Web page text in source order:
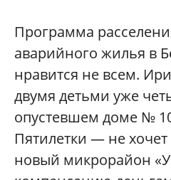
Программа
аварийного жилья в
нравится не всем.
двумя детьми уже
опустевшем доме №
Пятилетки — не
новый микрорайон «У